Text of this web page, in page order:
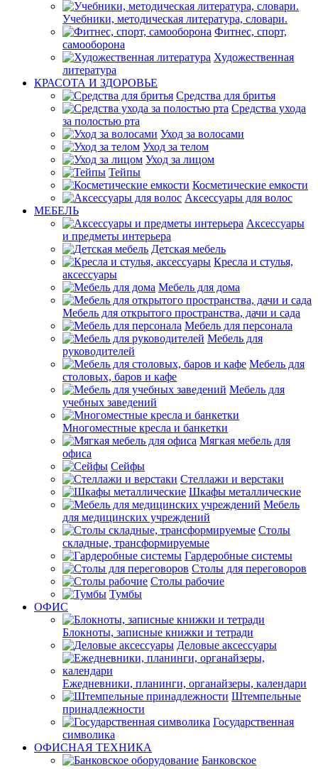
Учебники, методическая литература, словари.
Фитнес, спорт,
самооборона
Художественная
литература
КРАСОТА И ЗДОРОВЬЕ
Средства для бритья
Средства ухода
за полостью рта
Уход за волосами
Уход за телом
Уход за лицом
Тейпы
Косметические емкости
Аксессуары для волос
МЕБЕЛЬ
Аксессуары
и предметы интерьера
Детская мебель
Кресла и стулья,
аксессуары
Мебель для дома
Мебель для открытого пространства, дачи и сада
Мебель для персонала
Мебель для
руководителей
Мебель для
столовых, баров и кафе
Мебель для
учебных заведений
Многоместные кресла и банкетки
Мягкая мебель для
офиса
Сейфы
Стеллажи и верстаки
Шкафы металлические
Мебель
для медицинских учреждений
Столы
складные, трансформируемые
Гардеробные системы
Столы для переговоров
Столы рабочие
Тумбы
ОФИС
Блокноты, записные книжки и тетради
Деловые аксессуары
Ежедневники, планинги, органайзеры, календари
Штемпельные
принадлежности
Государственная
символика
ОФИСНАЯ ТЕХНИКА
Банковское